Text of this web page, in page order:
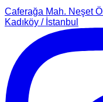
Caferağa Mah. Neşet
Kadıköy / İstanbul